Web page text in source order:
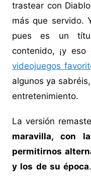
trastear con
más que servido.
pues es un
contenido, ¡y
videojuegos
algunos ya
entretenimiento.
La versión
maravilla, con
permitirnos
y los de su época